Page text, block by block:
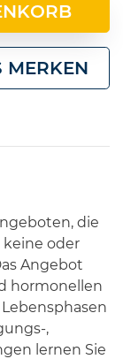
MERKEN
die
oder
Angebot
hormonellen
,
lernen Sie